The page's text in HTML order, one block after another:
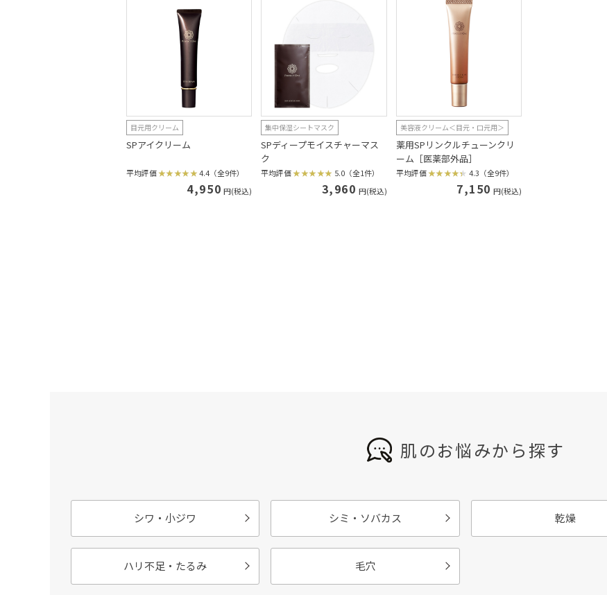
目元用クリーム
SPアイクリーム
平均評価 4.4（全9件）
4,950 円(税込)
集中保湿シートマスク
SPディープモイスチャーマス
ク
平均評価 5.0（全1件）
3,960 円(税込)
美容液クリーム＜目元・口元用＞
薬用SPリンクルチューンクリ
ーム［医薬部外品］
平均評価 4.3（全9件）
7,150 円(税込)
肌のお悩みから探す
シワ・小ジワ シミ・ソバカス 乾燥
ハリ不足・たるみ 毛穴